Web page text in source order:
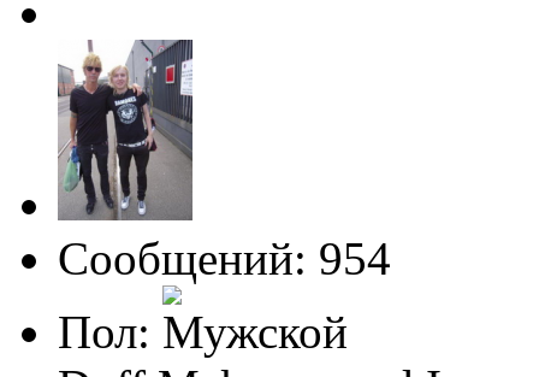
Сообщений: 954
Пол: